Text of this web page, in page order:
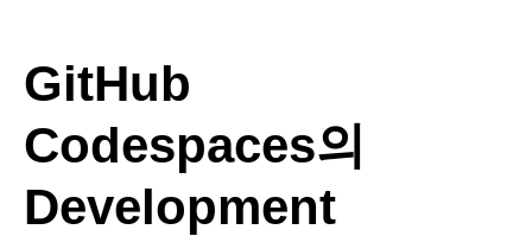
GitHub
Codespaces의
Development